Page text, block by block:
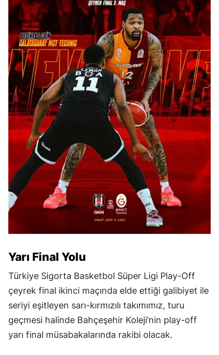
Yarı Final Yolu
Türkiye Sigorta Basketbol Süper Ligi Play-Off
çeyrek final ikinci maçında elde ettiği galibiyet ile
seriyi eşitleyen sarı-kırmızılı takımımız, turu
geçmesi halinde Bahçeşehir Koleji’nin play-off
yarı final müsabakalarında rakibi olacak.